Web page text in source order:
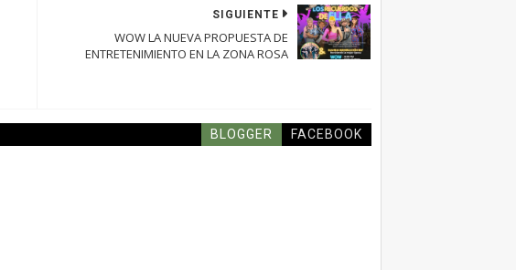
SIGUIENTE
WOW LA NUEVA PROPUESTA DE
ENTRETENIMIENTO EN LA ZONA ROSA
BLOGGER FACEBOOK